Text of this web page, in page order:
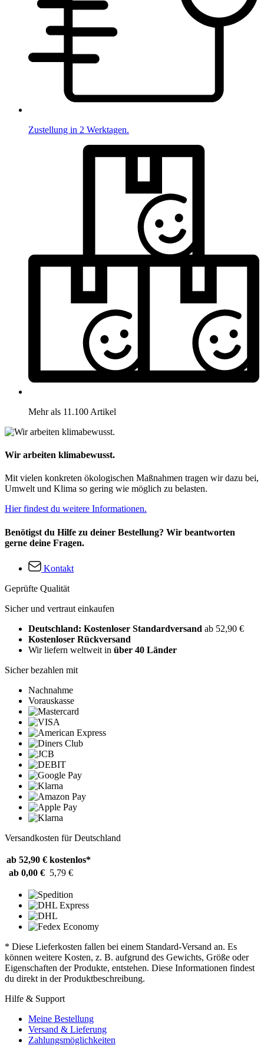
Zustellung in 2 Werktagen.
Mehr als 11.100 Artikel
Wir arbeiten klimabewusst.
Mit vielen konkreten ökologischen Maßnahmen tragen wir dazu bei,
Umwelt und Klima so gering wie möglich zu belasten.
Hier findest du weitere Informationen.
Benötigst du Hilfe zu deiner Bestellung? Wir beantworten
gerne deine Fragen.
Kontakt
Geprüfte Qualität
Sicher und vertraut einkaufen
Deutschland: Kostenloser Standardversand ab 52,90 €
Kostenloser Rückversand
Wir liefern weltweit in über 40 Länder
Sicher bezahlen mit
Nachnahme
Vorauskasse
Versandkosten für Deutschland
ab 52,90 € kostenlos*
ab 0,00 € 5,79 €
* Diese Lieferkosten fallen bei einem Standard-Versand an. Es
können weitere Kosten, z. B. aufgrund des Gewichts, Größe oder
Eigenschaften der Produkte, entstehen. Diese Informationen findest
du direkt in der Produktbeschreibung.
Hilfe & Support
Meine Bestellung
Versand & Lieferung
Zahlungsmöglichkeiten